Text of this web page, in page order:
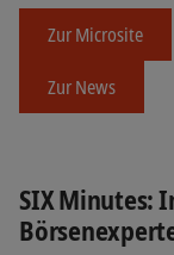
Zur Microsite
Zur News
SIX Minutes: